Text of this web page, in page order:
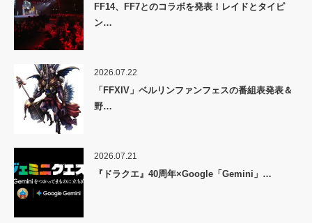
FF14、FF7とのコラボを発表！レイドとタイピ
ン…
2026.07.22
「FFXIV」ベルリンファンフェスの番組表発表＆
野…
2026.07.21
『ドラクエ』40周年×Google「Gemini」…